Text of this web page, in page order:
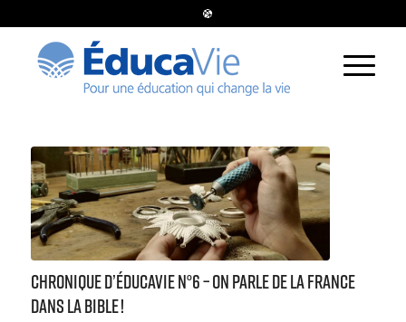
Chronique d’ÉducaVie n°6 – ON PARLE DE LA FRANCE
DANS LA BIBLE !